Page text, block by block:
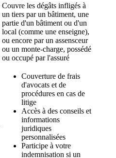
Couvre les dégâts infligés à
un tiers par un bâtiment, une
partie d'un bâtiment ou d'un
local (comme une enseigne),
ou encore par un assensceur
ou un monte-charge, possédé
ou occupé par l'assuré
Couverture de frais
d'avocats et de
procédures en cas de
litige
Accès à des conseils et
informations
juridiques
personnalisées
Participe à votre
indemnisation si un